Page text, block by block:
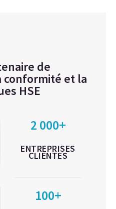
de
conformité et la
HSE
2 000+
ENTREPRISES
CLIENTES
100+